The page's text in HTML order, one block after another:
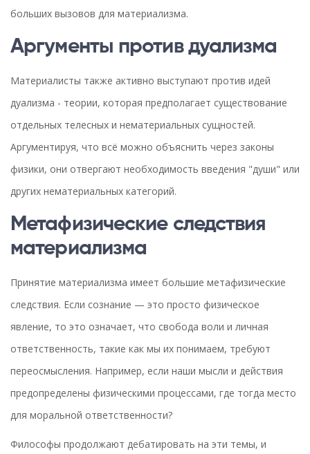
больших вызовов для материализма.
Аргументы против дуализма
Материалисты также активно выступают против идей
дуализма - теории, которая предполагает существование
отдельных телесных и нематериальных сущностей.
Аргументируя, что всё можно объяснить через законы
физики, они отвергают необходимость введения "души" или
других нематериальных категорий.
Метафизические следствия
материализма
Принятие материализма имеет большие метафизические
следствия. Если сознание — это просто физическое
явление, то это означает, что свобода воли и личная
ответственность, такие как мы их понимаем, требуют
переосмысления. Например, если наши мысли и действия
предопределены физическими процессами, где тогда место
для моральной ответственности?
Философы продолжают дебатировать на эти темы, и